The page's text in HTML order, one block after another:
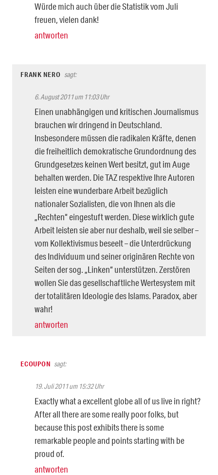
Würde mich auch über die Statistik vom Juli
freuen, vielen dank!
antworten
FRANK NERO sagt:
6. August 2011 um 11:03 Uhr
Einen unabhängigen und kritischen Journalismus
brauchen wir dringend in Deutschland.
Insbesondere müssen die radikalen Kräfte, denen
die freiheitlich demokratische Grundordnung des
Grundgesetzes keinen Wert besitzt, gut im Auge
behalten werden. Die TAZ respektive Ihre Autoren
leisten eine wunderbare Arbeit bezüglich
nationaler Sozialisten, die von Ihnen als die
„Rechten“ eingestuft werden. Diese wirklich gute
Arbeit leisten sie aber nur deshalb, weil sie selber –
vom Kollektivismus beseelt – die Unterdrückung
des Individuum und seiner originären Rechte von
Seiten der sog. „Linken“ unterstützen. Zerstören
wollen Sie das gesellschaftliche Wertesystem mit
der totalitären Ideologie des Islams. Paradox, aber
wahr!
antworten
ECOUPON sagt:
19. Juli 2011 um 15:32 Uhr
Exactly what a excellent globe all of us live in right?
After all there are some really poor folks, but
because this post exhibits there is some
remarkable people and points starting with be
proud of.
antworten